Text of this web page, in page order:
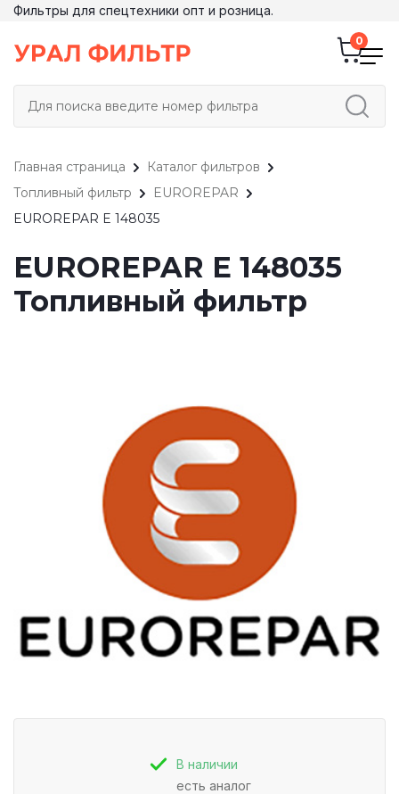
Фильтры для спецтехники опт и розница.
Главная страница
Каталог фильтров
Топливный фильтр
EUROREPAR
EUROREPAR E 148035
EUROREPAR E 148035
Топливный фильтр
В наличии
есть аналог